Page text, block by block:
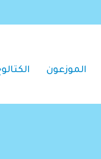
الموزعون